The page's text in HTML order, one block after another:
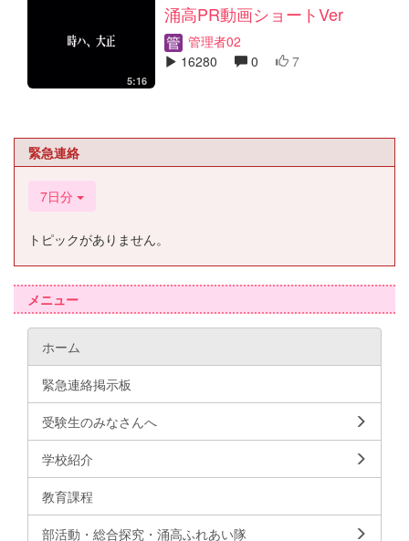
5:16
涌高PR動画ショートVer
管理者02
16280
0 7
緊急連絡
7日分
トピックがありません。
メニュー
ホーム
緊急連絡掲示板
受験生のみなさんへ
学校紹介
教育課程
部活動・総合探究・涌高ふれあい隊